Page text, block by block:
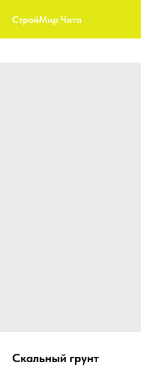
СтройМир Чита
Скальный грунт